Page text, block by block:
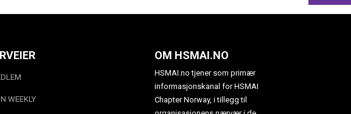
WEEKLY
OM HSMAI.NO
HSMAI.no tjener som primær
informasjonskanal for HSMAI
Chapter Norway, i tillegg til